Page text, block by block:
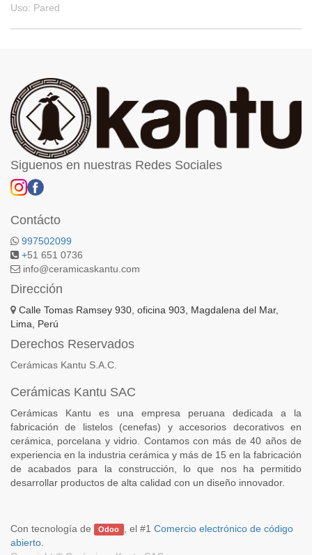
Uso: Pared
Siguenos en nuestras Redes Sociales
Contácto
997502099
+51 651 0736
info@ceramicaskantu.com
Dirección
Calle Tomas Ramsey 930, oficina 903, Magdalena del Mar,
Lima, Perú
Derechos Reservados
Cerámicas Kantu S.A.C.
Cerámicas Kantu SAC
Cerámicas Kantu es una empresa peruana dedicada a la
fabricación de listelos (cenefas) y accesorios decorativos en
cerámica, porcelana y vidrio. Contamos con más de 40 años de
experiencia en la industria cerámica y más de 15 en la fabricación
de acabados para la construcción, lo que nos ha permitido
desarrollar productos de alta calidad con un diseño innovador.
Con tecnología de Odoo , el #1 Comercio electrónico de código
abierto